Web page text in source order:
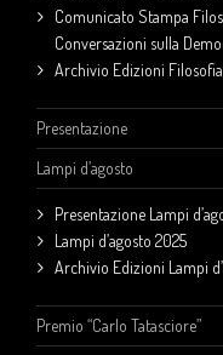
Comunicato Stampa
Conversazioni sulla
Archivio Edizioni
Presentazione
Lampi d’agosto
Presentazione Lampi
Lampi d’agosto 2025
Archivio Edizioni Lampi
Premio “Carlo Tatasciore”